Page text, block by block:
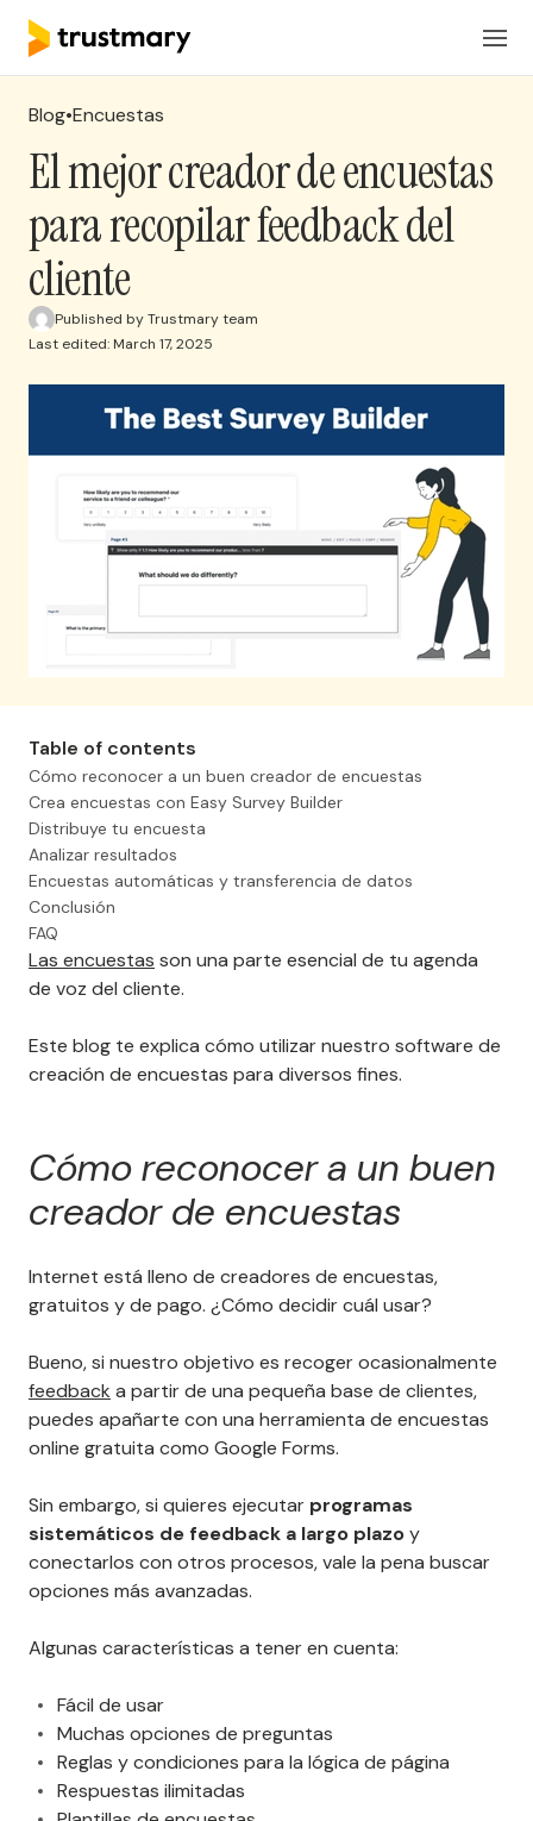
Productos
Soluciones
Precios
Solicita una reunion
ES
Iniciar Sesión
Blog•Encuestas
El mejor creador de encuestas
para recopilar feedback del
cliente
Published by Trustmary team
Last edited: March 17, 2025
Table of contents
Cómo reconocer a un buen creador de encuestas
Crea encuestas con Easy Survey Builder
Distribuye tu encuesta
Analizar resultados
Encuestas automáticas y transferencia de datos
Conclusión
FAQ
Las encuestas son una parte esencial de tu agenda
de voz del cliente.
Este blog te explica cómo utilizar nuestro software de
creación de encuestas para diversos fines.
Cómo reconocer a un buen
creador de encuestas
Internet está lleno de creadores de encuestas,
gratuitos y de pago. ¿Cómo decidir cuál usar?
Bueno, si nuestro objetivo es recoger ocasionalmente
feedback a partir de una pequeña base de clientes,
puedes apañarte con una herramienta de encuestas
online gratuita como Google Forms.
Sin embargo, si quieres ejecutar programas
sistemáticos de feedback a largo plazoy
conectarlos con otros procesos, vale la pena buscar
opciones más avanzadas.
Algunas características a tener en cuenta:
Fácil de usar
Muchas opciones de preguntas
Reglas y condiciones para la lógica de página
Respuestas ilimitadas
Crea encuestas y recoge comentarios de
clientes en minutos
Simona
Fano, CasaRosalpina
THE FAST RESPONSE
Page 4 of 4